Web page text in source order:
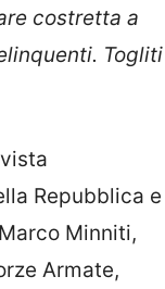
costretta a
Togliti
Repubblica e
Minniti,
Armate,